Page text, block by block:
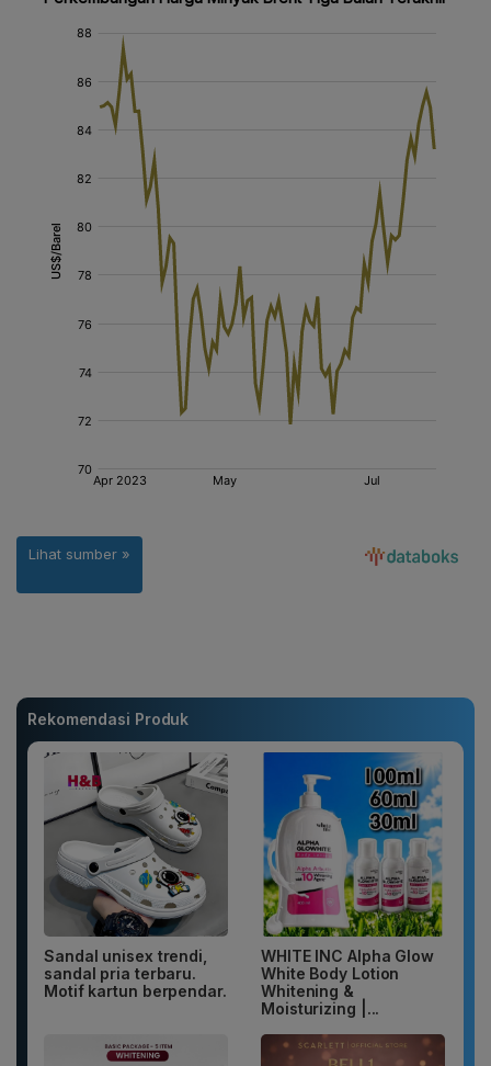
Rekomendasi Produk
Sandal unisex trendi,
sandal pria terbaru.
Motif kartun berpendar.
WHITE INC Alpha Glow
White Body Lotion
Whitening &
Moisturizing |...